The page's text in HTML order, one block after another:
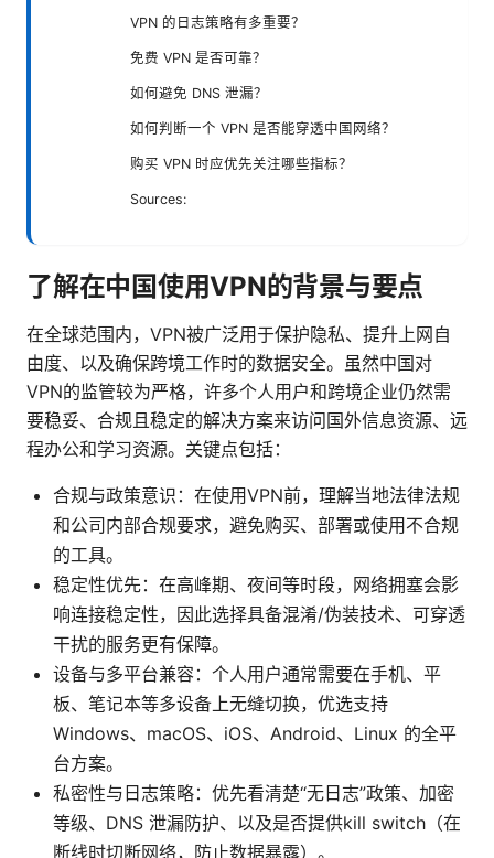
VPN 的日志策略有多重要？
免费 VPN 是否可靠？
如何避免 DNS 泄漏？
如何判断一个 VPN 是否能穿透中国网络？
购买 VPN 时应优先关注哪些指标？
Sources:
了解在中国使用VPN的背景与要点
在全球范围内，VPN被广泛用于保护隐私、提升上网自
由度、以及确保跨境工作时的数据安全。虽然中国对
VPN的监管较为严格，许多个人用户和跨境企业仍然需
要稳妥、合规且稳定的解决方案来访问国外信息资源、远
程办公和学习资源。关键点包括：
合规与政策意识：在使用VPN前，理解当地法律法规
和公司内部合规要求，避免购买、部署或使用不合规
的工具。
稳定性优先：在高峰期、夜间等时段，网络拥塞会影
响连接稳定性，因此选择具备混淆/伪装技术、可穿透
干扰的服务更有保障。
设备与多平台兼容：个人用户通常需要在手机、平
板、笔记本等多设备上无缝切换，优选支持
Windows、macOS、iOS、Android、Linux 的全平
台方案。
私密性与日志策略：优先看清楚“无日志”政策、加密
等级、DNS 泄漏防护、以及是否提供kill switch（在
断线时切断网络，防止数据暴露）。